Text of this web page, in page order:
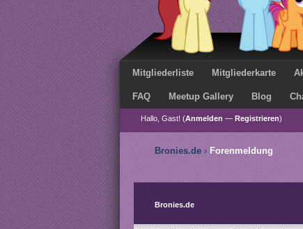
Mitgliederliste Mitgliederkarte
FAQ Meetup Gallery Blog
Hallo, Gast! (Anmelden — Registrieren)
Bronies.de › Forenmeldung
Bronies.de